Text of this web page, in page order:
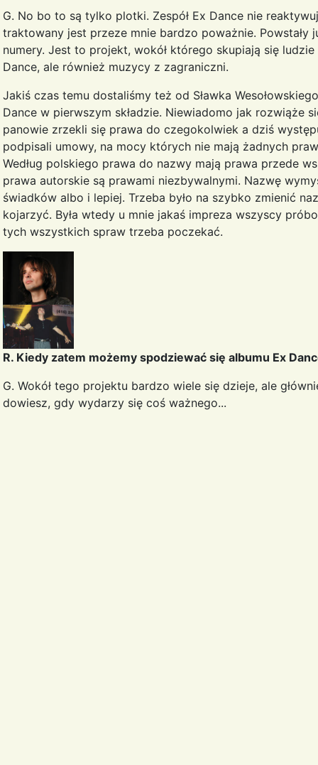
G. No bo to są tylko plotki. Zespół Ex Dance nie
traktowany jest przeze mnie bardzo poważnie. Powstały
numery. Jest to projekt, wokół którego skupiają się
Dance, ale również muzycy z zagraniczni.
Jakiś czas temu dostaliśmy też od Sławka
Dance w pierwszym składzie. Niewiadomo jak rozwiąże
panowie zrzekli się prawa do czegokolwiek a dziś
podpisali umowy, na mocy których nie mają żadnych
Według polskiego prawa do nazwy mają prawa przede
prawa autorskie są prawami niezbywalnymi. Nazwę
świadków albo i lepiej. Trzeba było na szybko zmienić
kojarzyć. Była wtedy u mnie jakaś impreza wszyscy
tych wszystkich spraw trzeba poczekać.
R. Kiedy zatem możemy spodziewać się albumu Ex
G. Wokół tego projektu bardzo wiele się dzieje, ale
dowiesz, gdy wydarzy się coś ważnego...